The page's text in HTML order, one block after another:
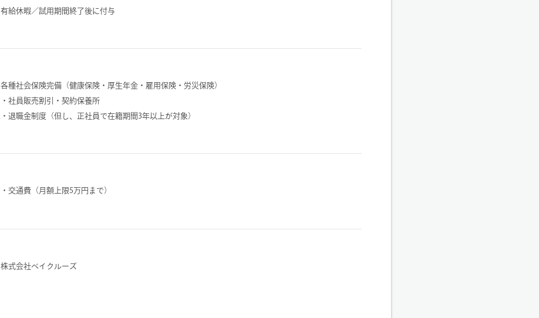
有給休暇／試用期間終了後に付与
各種社会保険完備（健康保険・厚生年金・雇用保険・労災保険）
・社員販売割引・契約保養所
・退職金制度（但し、正社員で在籍期間3年以上が対象）
・交通費（月額上限5万円まで）
株式会社ベイクルーズ